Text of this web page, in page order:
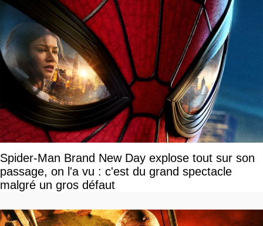
Spider-Man Brand New Day explose tout sur son
passage, on l'a vu : c'est du grand spectacle
malgré un gros défaut